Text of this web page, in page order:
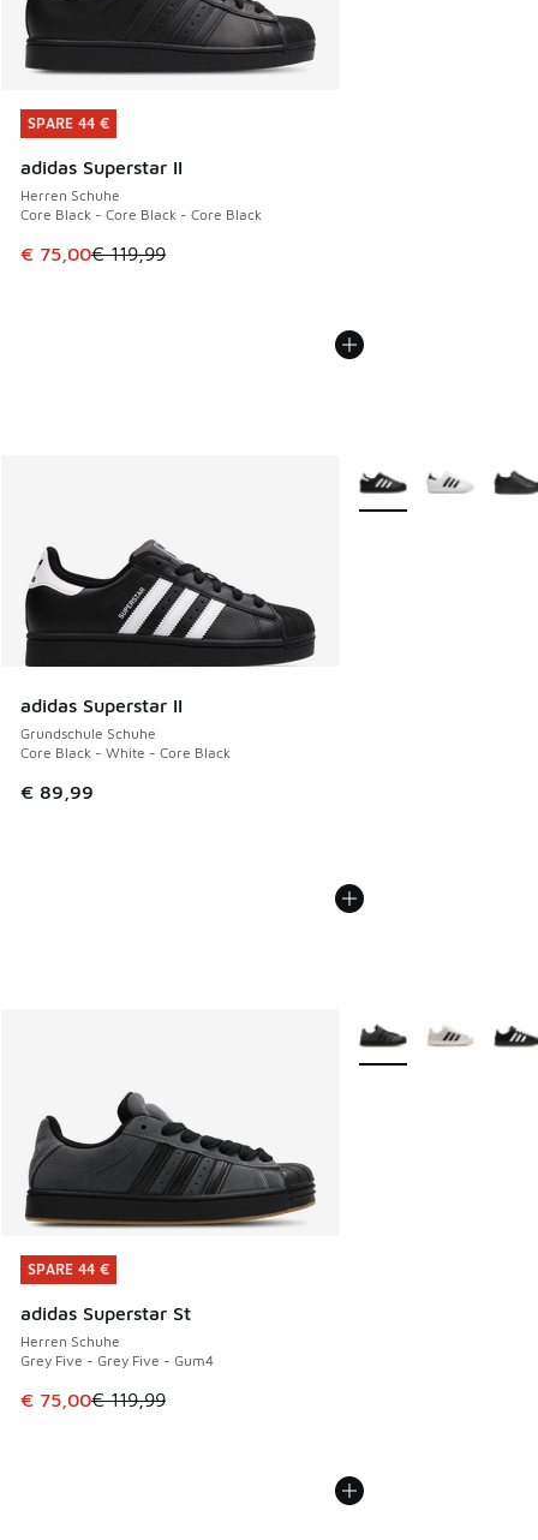
SPARE 44 €
adidas Superstar II
Herren Schuhe
Core Black - Core Black - Core Black
Dieser Artikel ist im Sale. Der Preis ist von € 119,99 auf €
€ 75,00€ 119,99
SPARE 44 €
adidas Superstar II
Grundschule Schuhe
Core Black - White - Core Black
€ 89,99
Weitere Farben
SPARE 44 €
adidas Superstar St
Herren Schuhe
Grey Five - Grey Five - Gum4
Dieser Artikel ist im Sale. Der Preis ist von € 119,99 auf €
€ 75,00€ 119,99
SPARE 44 €
Weitere Farben